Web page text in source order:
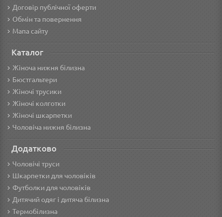
Договір публічної оферти
Обмін та повернення
Мапа сайту
Каталог
Жіноча нижня білизна
Бюстгальтери
Жіночі трусики
Жіночі колготки
Жіночі шкарпетки
Чоловіча нижня білизна
Додатково
Чоловічі труси
Шкарпетки для чоловіків
Футболки для чоловіків
Дитячий одяг і дитяча білизна
Термобілизна